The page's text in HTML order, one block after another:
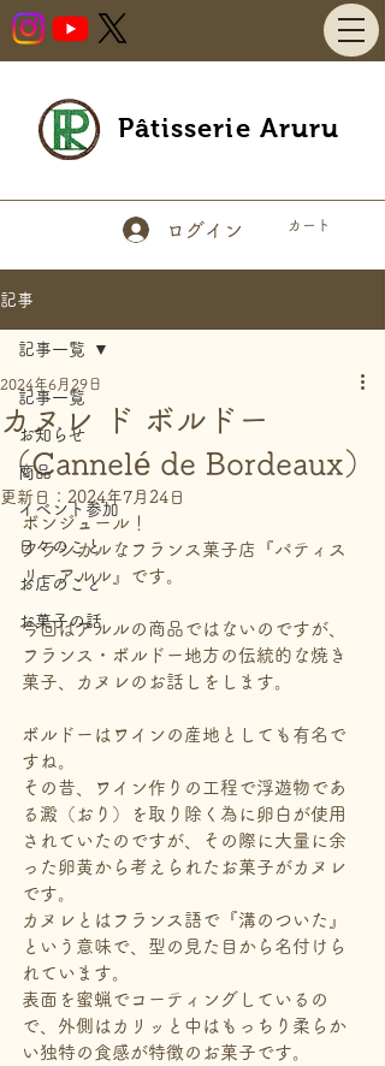
Pâtisserie Aruru
ログイン カート
記事
記事一覧
お知らせ
商品
イベント参加
日々のこと
お店のこと
お菓子の話
記事一覧
カヌレ ド ボルドー
（Cannelé de Bordeaux）
2024年6月29日
更新日： 2024年7月24日
ボンジュール！
クラシカルなフランス菓子店『パティス
リーアルル』です。
今回はアルルの商品ではないのですが、
フランス・ボルドー地方の伝統的な焼き
菓子、カヌレのお話しをします。
ボルドーはワインの産地としても有名で
すね。
その昔、ワイン作りの工程で浮遊物であ
る澱（おり）を取り除く為に卵白が使用
されていたのですが、その際に大量に余
った卵黄から考えられたお菓子がカヌレ
です。
カヌレとはフランス語で『溝のついた』
という意味で、型の見た目から名付けら
れています。
表面を蜜蝋でコーティングしているの
で、外側はカリッと中はもっちり柔らか
い独特の食感が特徴のお菓子です。